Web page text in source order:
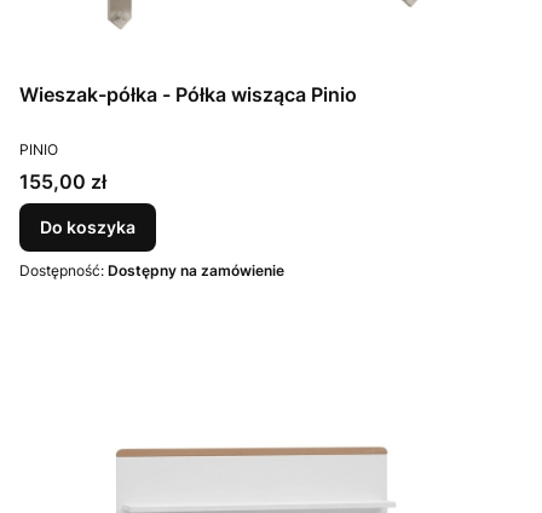
Wieszak-półka - Półka wisząca Pinio
PRODUCENT
PINIO
Cena
155,00 zł
Do koszyka
Dostępność: Dostępny na zamówienie